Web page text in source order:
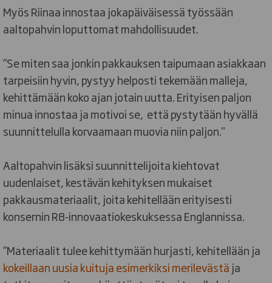
Myös Riinaa innostaa jokapäiväisessä työssään
aaltopahvin loputtomat mahdollisuudet.
”Se miten saa jonkin pakkauksen taipumaan asiakkaan
tarpeisiin hyvin, pystyy helposti tekemään malleja,
kehittämään koko ajan jotain uutta. Erityisen paljon
minua innostaa ja motivoi se, että pystytään hyvällä
suunnittelulla korvaamaan muovia niin paljon."
Aaltopahvin lisäksi suunnittelijoita kiehtovat
uudenlaiset, kestävän kehityksen mukaiset
pakkausmateriaalit, joita kehitellään erityisesti
konsernin R8-innovaatiokeskuksessa Englannissa.
”Materiaalit tulee kehittymään hurjasti, kehitellään ja
kokeillaan uusia kuituja esimerkiksi merilevästä ja